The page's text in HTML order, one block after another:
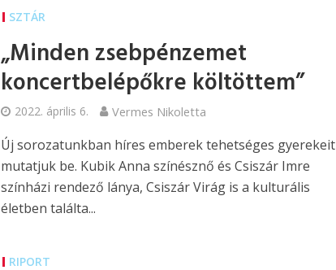
SZTÁR
„Minden zsebpénzemet
koncertbelépőkre költöttem”
2022. április 6. Vermes Nikoletta
Új sorozatunkban híres emberek tehetséges gyerekeit
mutatjuk be. Kubik Anna színésznő és Csiszár Imre
színházi rendező lánya, Csiszár Virág is a kulturális
életben találta...
RIPORT